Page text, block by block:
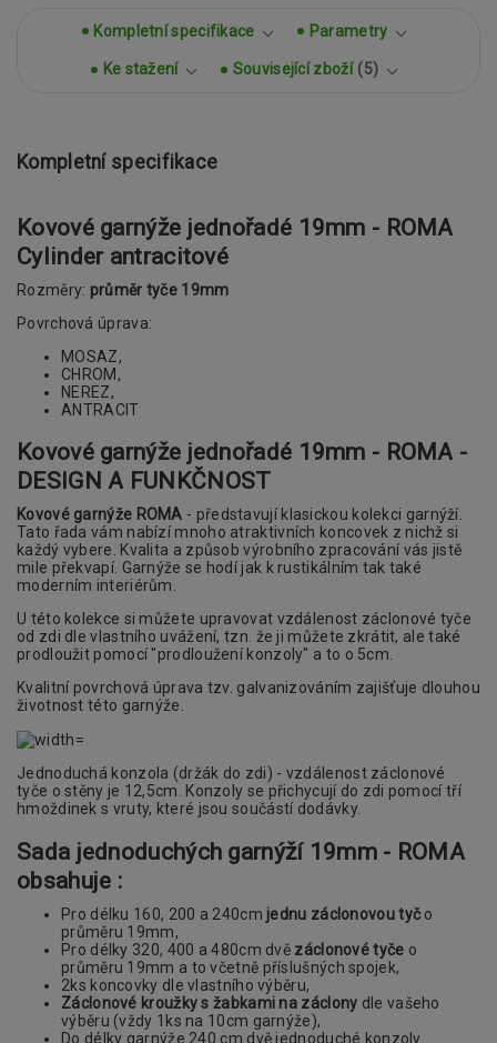
Kompletní specifikace Parametry
Ke stažení Související zboží 5
Kompletní specifikace
Kovové garnýže jednořadé 19mm - ROMA
Cylinder antracitové
Rozměry: průměr tyče 19mm
Povrchová úprava:
MOSAZ,
CHROM,
NEREZ,
ANTRACIT
Kovové garnýže jednořadé 19mm - ROMA -
DESIGN A FUNKČNOST
Kovové garnýže ROMA - představují klasickou kolekci garnýží.
Tato řada vám nabízí mnoho atraktivních koncovek z nichž si
každý vybere. Kvalita a způsob výrobního zpracování vás jistě
mile překvapí. Garnýže se hodí jak k rustikálním tak také
moderním interiérům.
U této kolekce si můžete upravovat vzdálenost záclonové tyče
od zdi dle vlastního uvážení, tzn. že ji můžete zkrátit, ale také
prodloužit pomocí "prodloužení konzoly" a to o 5cm.
Kvalitní povrchová úprava tzv. galvanizováním zajišťuje dlouhou
životnost této garnýže.
Jednoduchá konzola (držák do zdi) - vzdálenost záclonové
tyče o stěny je 12,5cm. Konzoly se přichycují do zdi pomocí tří
hmoždinek s vruty, které jsou součástí dodávky.
Sada jednoduchých garnýží 19mm - ROMA
obsahuje :
Pro délku 160, 200 a 240cm jednu záclonovou tyčo
průměru 19mm,
Pro délky 320, 400 a 480cm dvě záclonové tyče o
průměru 19mm a to včetně příslušných spojek,
2ks koncovky dle vlastního výběru,
Záclonové kroužky s žabkami na záclony dle vašeho
výběru (vždy 1ks na 10cm garnýže),
Do délky garnýže 240 cm dvě jednoduché konzoly